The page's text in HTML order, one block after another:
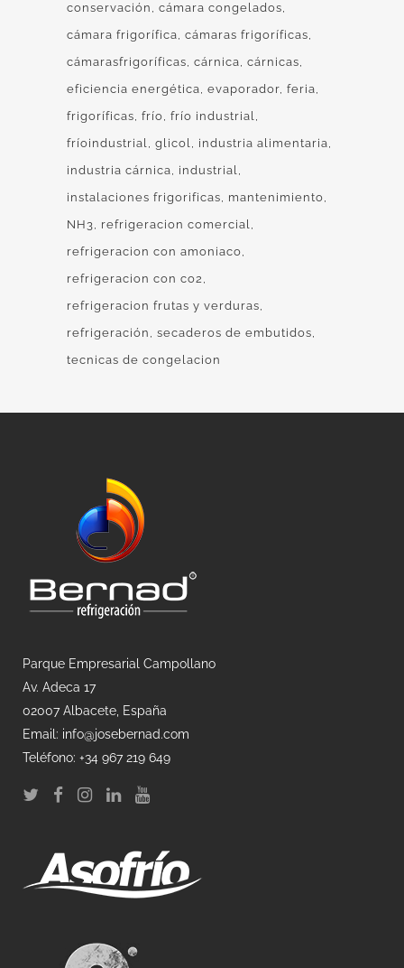
conservación
cámara congelados
cámara frigorífica cámaras frigoríficas
cámarasfrigoríficas cárnica cárnicas
eficiencia energética evaporador feria
frigoríficas frío frío industrial
fríoindustrial
glicol
industria alimentaria
industria cárnica
industrial
instalaciones frigorificas
mantenimiento
NH3
refrigeracion comercial
refrigeracion con amoniaco
refrigeracion con co2
refrigeracion frutas y verduras
refrigeración
secaderos de embutidos
tecnicas de congelacion
Parque Empresarial Campollano
Av. Adeca 17
02007 Albacete, España
Email: info@josebernad.com
Teléfono: +34 967 219 649